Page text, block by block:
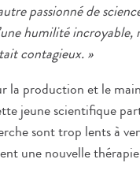
passionné de
humilité incroyable,
contagieux. »
la production et le
jeune scientifique
sont trop lents à
une nouvelle